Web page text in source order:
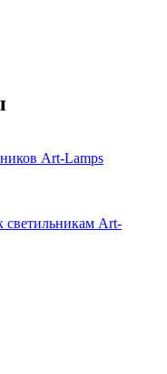
Art-Lamps
светильникам Art-